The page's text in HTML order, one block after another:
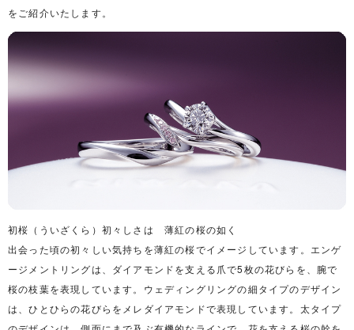
をご紹介いたします。
初桜（ういざくら）初々しさは 薄紅の桜の如く
出会った頃の初々しい気持ちを薄紅の桜でイメージしています。エンゲ
ージメントリングは、ダイアモンドを支える爪で5枚の花びらを、腕で
桜の枝葉を表現しています。ウェディングリングの細タイプのデザイン
は、ひとひらの花びらをメレダイアモンドで表現しています。太タイプ